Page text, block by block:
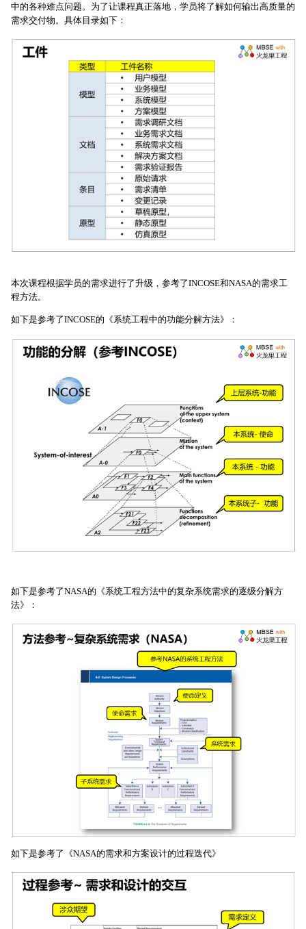
中的各种难点问题。为了让课程真正落地，学员将了解如何输出高质量的
需求交付物。具体目录如下：
本次课程根据学员的需求进行了升级，参考了INCOSE和NASA的需求工
程方法。
如下是参考了INCOSE的《系统工程中的功能分解方法》：
如下是参考了NASA的《系统工程方法中的复杂系统需求的逐级分解方
法》：
如下是参考了《NASA的需求和方案设计的过程迭代》